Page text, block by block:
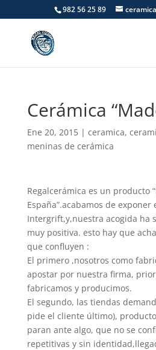
982 56 25 89
Cerámica
Ene 20, 2015| ceramica,
meninas de cerámica
Regalcerámica es un producto
España”.acabamos de
Intergrift,y,nuestra acogida ha
muy positiva. esto hay que
que confluyen :
El primero ,nosotros como
apostar por nuestra firma,
fabricamos y producimos.
El segundo, las tiendas
pide el cliente último), producto
paran ante algo, que no se
repetitivas y sin